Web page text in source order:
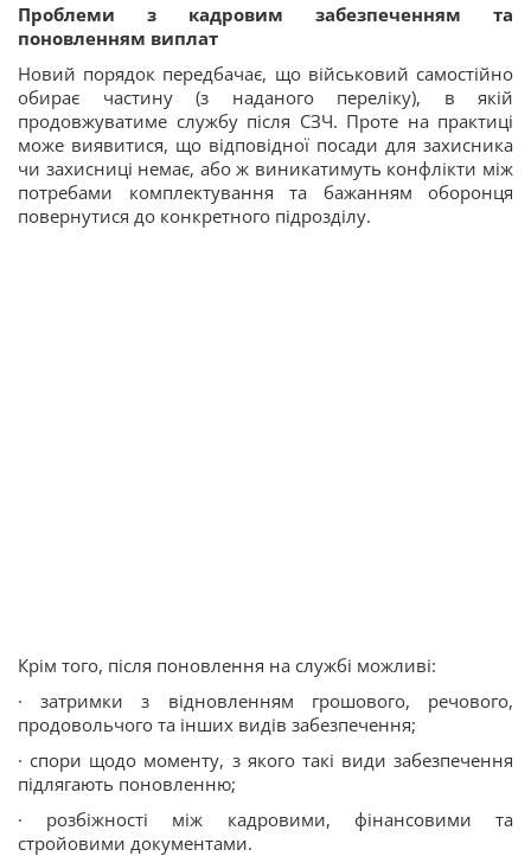
Проблеми з кадровим забезпеченням та
поновленням виплат
Новий порядок передбачає, що військовий самостійно
обирає частину (з наданого переліку), в якій
продовжуватиме службу після СЗЧ. Проте на практиці
може виявитися, що відповідної посади для захисника
чи захисниці немає, або ж виникатимуть конфлікти між
потребами комплектування та бажанням оборонця
повернутися до конкретного підрозділу.
Крім того, після поновлення на службі можливі:
· затримки з відновленням грошового, речового,
продовольчого та інших видів забезпечення;
· спори щодо моменту, з якого такі види забезпечення
підлягають поновленню;
· розбіжності між кадровими, фінансовими та
стройовими документами.